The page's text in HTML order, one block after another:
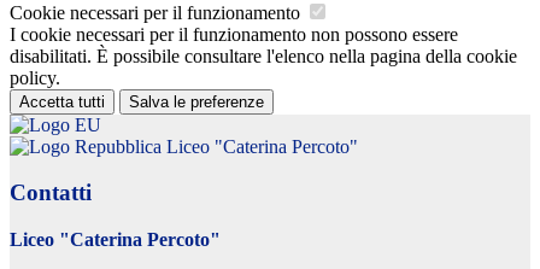
Cookie necessari per il funzionamento
I cookie necessari per il funzionamento non possono essere
disabilitati. È possibile consultare l'elenco nella pagina della cookie
policy.
Accetta tutti Salva le preferenze
Liceo "Caterina Percoto"
Contatti
Liceo "Caterina Percoto"